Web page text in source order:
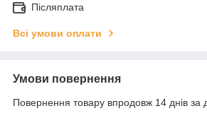
Післяплата
Всі умови оплати
Умови повернення
Повернення товару впродовж 14 днів за